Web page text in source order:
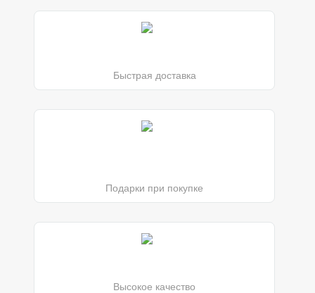
Быстрая доставка
Подарки при покупке
Высокое качество